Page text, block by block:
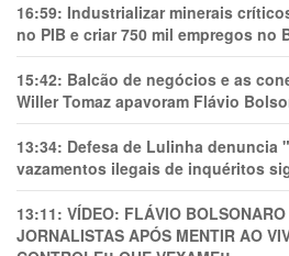
16:59: Industrializar minerais
no PIB e criar 750 mil empregos no
15:42: Balcão de negócios e as
Willer Tomaz apavoram Flávio
13:34: Defesa de Lulinha denuncia
vazamentos ilegais de inquéritos
13:11: VÍDEO: FLÁVIO
JORNALISTAS APÓS MENTIR AO